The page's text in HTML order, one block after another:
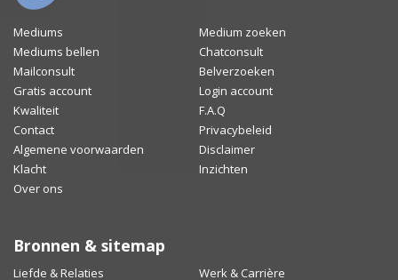
Mediums
Medium zoeken
Mediums bellen
Chatconsult
Mailconsult
Belverzoeken
Gratis account
Login account
Kwaliteit
F.A.Q
Contact
Privacybeleid
Algemene voorwaarden
Disclaimer
Klacht
Inzichten
Over ons
Bronnen & sitemap
Liefde & Relaties Werk & Carrière